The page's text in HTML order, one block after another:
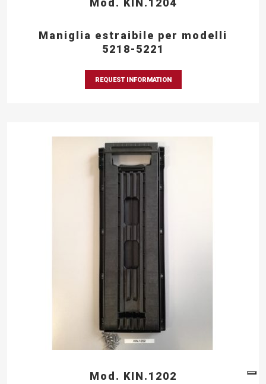
Mod. KIN.1204
Maniglia estraibile per modelli
5218-5221
REQUEST INFORMATION
Mod. KIN.1202